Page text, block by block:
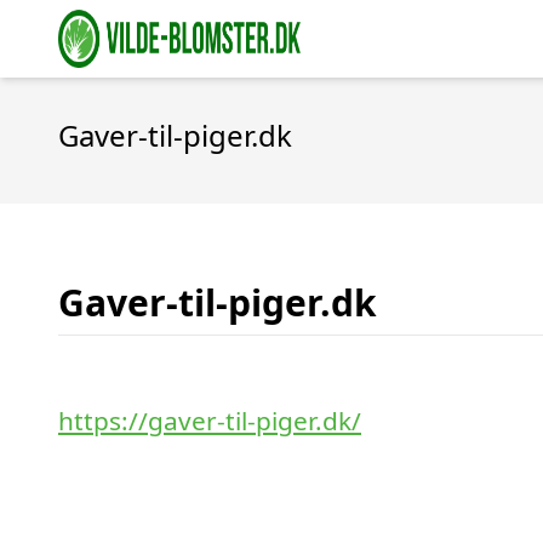
Gaver-til-piger.dk
Gaver-til-piger.dk
https://gaver-til-piger.dk/